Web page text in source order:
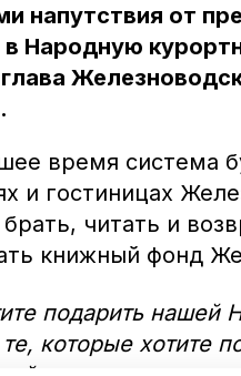
напутствия от
в Народную
время система
и гостиницах
читать и
книжный фонд
подарить нашей
которые хотите